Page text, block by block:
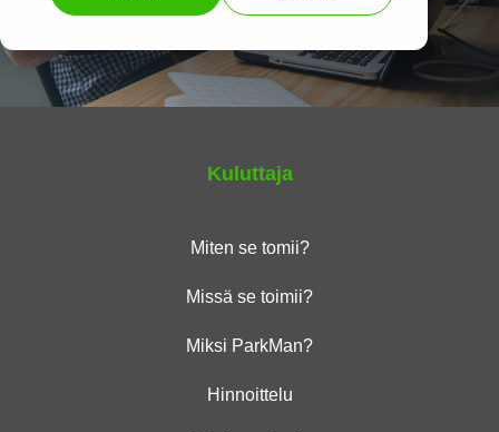
Kuluttaja
Miten se tomii?
Missä se toimii?
Miksi ParkMan?
Hinnoittelu